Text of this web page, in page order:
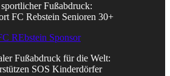
Fußabdruck:
FC Rebstein Senioren 30+
Fußabdruck für die Welt:
SOS Kinderdörfer